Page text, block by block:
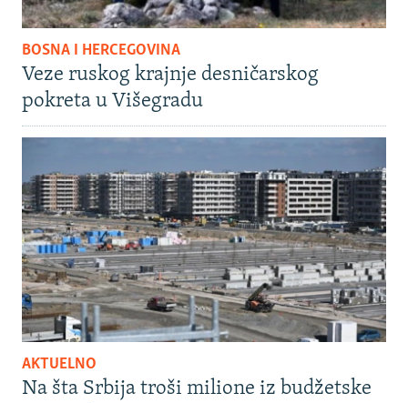
BOSNA I HERCEGOVINA
Veze ruskog krajnje desničarskog
pokreta u Višegradu
AKTUELNO
Na šta Srbija troši milione iz budžetske